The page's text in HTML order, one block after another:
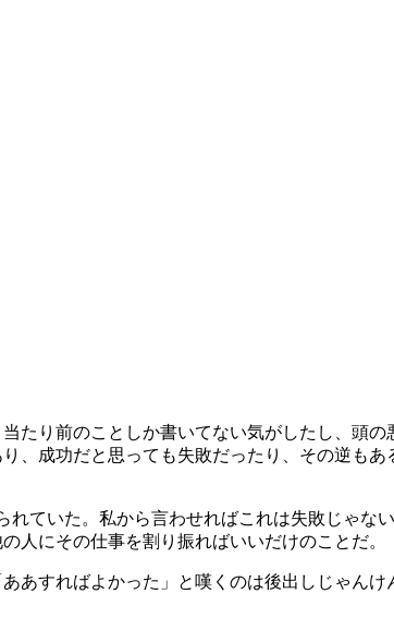
たり前のことしか書いてない気がしたし、頭
、成功だと思っても失敗だったり、その逆も
ていた。私から言わせればこれは失敗じゃな
人にその仕事を割り振ればいいだけのことだ。
あすればよかった」と嘆くのは後出しじゃん